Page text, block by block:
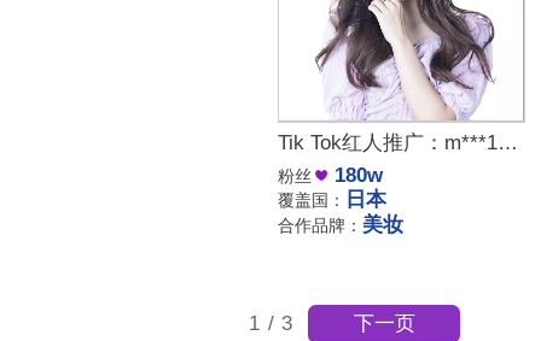
Tik Tok红人推广：m***19｜颜值舞蹈博主
粉丝 180w
覆盖国： 日本
合作品牌： 美妆
1 / 3 下一页